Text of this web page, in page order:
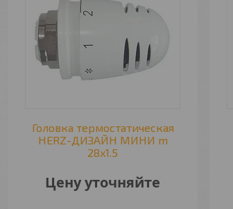
Головка термостатическая
HERZ-ДИЗАЙН МИНИ m
28x1.5
Цену уточняйте